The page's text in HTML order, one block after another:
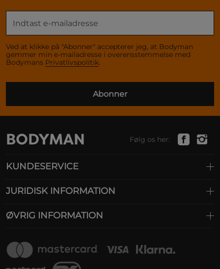
Ved at klikke på "Abonner" accepterer jeg, at Bodyman
gemmer min e-mailadresse i overensstemmelse med
Bodymans Privatlivspolitik.
Abonner
Følg os her:
KUNDESERVICE
JURIDISK INFORMATION
ØVRIG INFORMATION